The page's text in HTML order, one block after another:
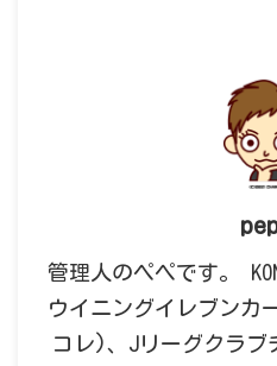
管理人のペペです。
ウイニングイレブンカ
コレ)、Jリーグクラブ